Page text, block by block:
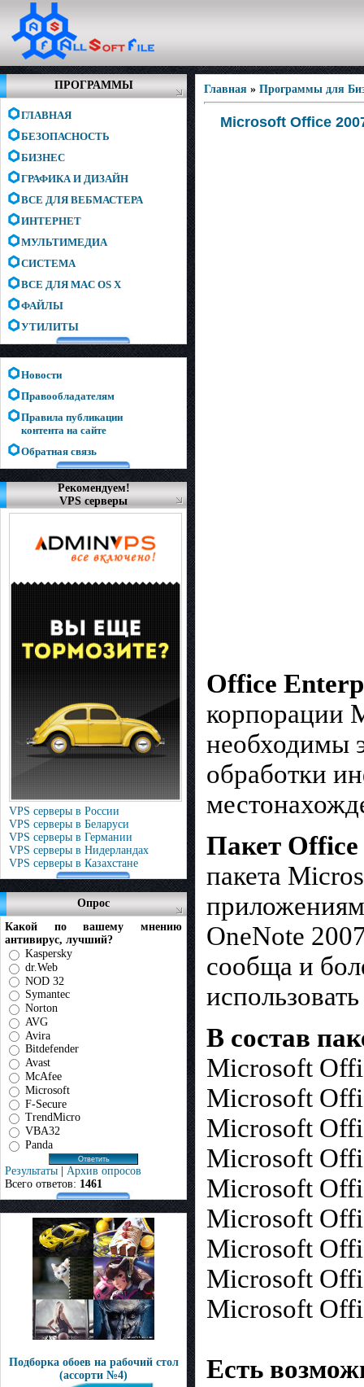
ПРОГРАММЫ
ГЛАВНАЯ
БЕЗОПАСНОСТЬ
БИЗНЕС
ГРАФИКА И ДИЗАЙН
ВСЕ ДЛЯ ВЕБМАСТЕРА
ИНТЕРНЕТ
МУЛЬТИМЕДИА
СИСТЕМА
ВСЕ ДЛЯ MAC OS X
ФАЙЛЫ
УТИЛИТЫ
Новости
Правообладателям
Правила публикации
контента на сайте
Обратная связь
Рекомендуем!
VPS серверы
VPS серверы в России
VPS серверы в Беларуси
VPS серверы в Германии
VPS серверы в Нидерландах
VPS серверы в Казахстане
Опрос
Какой по вашему мнению
антивирус, лучший?
Kaspersky
dr.Web
NOD 32
Symantec
Norton
AVG
Avira
Bitdefender
Avast
McAfee
Microsoft
F-Secure
TrendMicro
VBA32
Panda
Результаты | Архив опросов
Всего ответов: 1461
Подборка обоев на рабочий стол
(ассорти №4)
Главная » Программы для
Microsoft Office
Office
корпорации
необходимы
обработки
Пакет
пакета
OneNote
сообща и
В состав
Microsoft
Microsoft
Microsoft
Microsoft
Microsoft
Microsoft
Microsoft
Microsoft
Microsoft
Есть